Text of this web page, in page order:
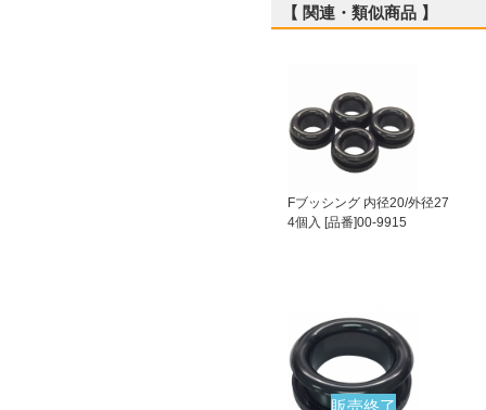
【 関連・類似商品 】
Fブッシング 内径20/外径27
4個入 [品番]00-9915
販売終了